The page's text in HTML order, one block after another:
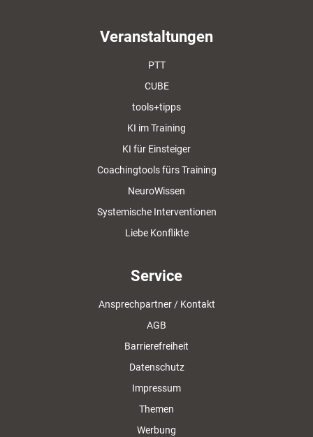
Veranstaltungen
PTT
CUBE
tools+tipps
KI im Training
KI für Einsteiger
Coachingtools fürs Training
NeuroWissen
Systemische Interventionen
Liebe Konflikte
Service
Ansprechpartner / Kontakt
AGB
Barrierefreiheit
Datenschutz
Impressum
Themen
Werbung